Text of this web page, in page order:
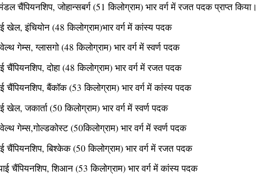
चैंपियनशिप, जोहान्सबर्ग (51 किलोग्राम) भार वर्ग में रजत पदक प्राप्त किया।
खेल, इंचियोन (48 किलोग्राम)भार वर्ग में कांस्य पदक
गेम्स, ग्लासगो (48 किलोग्राम) भार वर्ग में स्वर्ण पदक
चैंपियनशिप, दोहा (48 किलोग्राम) भार वर्ग में रजत पदक
चैंपियनशिप, बैंकॉक (53 किलोग्राम) भार वर्ग में कांस्य पदक
खेल, जकार्ता (50 किलोग्राम) भार वर्ग में स्वर्ण पदक
गेम्स,गोल्डकोस्ट (50किलोग्राम) भार वर्ग में स्वर्ण पदक
चैंपियनशिप, बिश्केक (50 किलोग्राम) भार वर्ग में रजत पदक
चैंपियनशिप, शिआन (53 किलोग्राम) भार वर्ग में कांस्य पदक